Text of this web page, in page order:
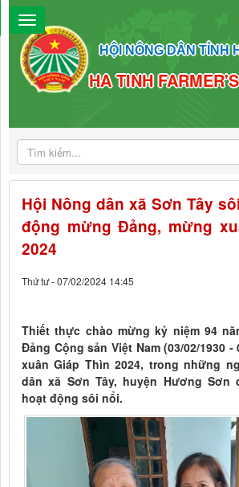
HỘI NÔNG DÂN TỈNH
HA TINH
Hội Nông dân xã Sơn Tây
động mừng Đảng, mừng
2024
Thứ tư - 07/02/2024 14:45
Thiết thực chào mừng kỷ niệm 94
Đảng Cộng sản Việt Nam (03/02/1930 -
xuân Giáp Thìn 2024, trong những
dân xã Sơn Tây, huyện Hương Sơn
hoạt động sôi nổi.